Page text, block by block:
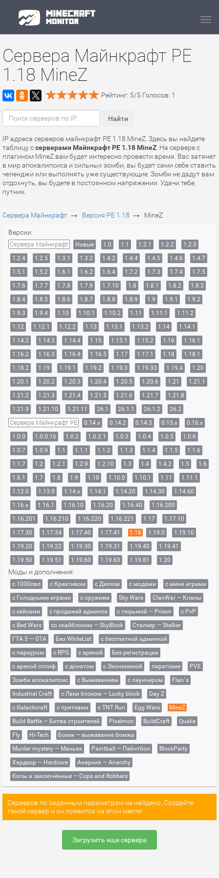
Сервера Майнкрафт PE
1.18 MineZ
Рейтинг: 5/5 Голосов: 1
IP адреса серверов майнкрафт PE 1.18 MineZ. Здесь вы найдете
таблицу ссерверами Майнкрафт PE 1.18 MineZ . На сервере с
плагином MineZ вам будет интересно провести время. Вас затянет
в мир апокалипсиса и сильных зомби, вы будет сами себе ставить
челенджи или выполнять уже существующие. Зомби не дадут вам
отдохнуть, вы будете в постоянном напряжении. Удачи тебе,
путник.
Сервера Майнкрафт → Версия PE 1.18 → MineZ
Версии:
Сервера Майнкрафт Новые 1.0 1.1 1.2.1 1.2.2
1.2.3
1.2.4
1.2.5 1.3.1 1.3.2 1.4.2 1.4.4 1.4.5 1.4.6
1.4.7
1.5.1
1.5.2 1.6.1 1.6.2 1.6.4 1.7.2 1.7.3 1.7.4
1.7.5
1.7.6
1.7.7 1.7.8 1.7.9 1.7.10 1.8 1.8.1 1.8.2
1.8.3
1.8.4
1.8.5 1.8.6 1.8.7 1.8.8 1.8.9 1.9 1.9.1
1.9.2
1.9.3
1.9.4 1.10 1.10.1 1.10.2 1.11 1.11.1
1.11.2
1.12
1.12.1 1.12.2 1.13 1.13.1 1.13.2 1.14
1.14.1
1.14.2
1.14.3 1.14.4 1.15 1.15.1 1.15.2 1.16
1.16.1
1.16.2
1.16.3 1.16.4 1.16.5 1.17 1.17.1 1.18
1.18.1
1.18.2
1.19 1.19.1 1.19.2 1.19.3 1.19.33 1.19.4
1.20
1.20.1
1.20.2 1.20.3 1.20.4 1.20.5 1.20.6 1.21
1.21.1
1.21.2
1.21.3 1.21.4 1.21.5 1.21.6 1.21.7
1.21.8
1.21.9
1.21.10 1.21.11 26.1 26.1.1 26.1.2 26.2
Сервера Майнкрафт PE 0.14.x 0.14.2 0.14.3 0.15.x
0.16.x
1.0.0
1.0.0.16 1.0.2 1.0.2.1 1.0.3 1.0.4 1.0.5
1.0.6
1.0.7
1.0.9 1.1 1.1.1 1.1.2 1.1.3 1.1.4 1.1.5
1.1.6
1.1.7
1.2 1.2.1 1.2.9 1.2.10 1.3 1.4 1.4.2 1.5
1.6
1.6.1
1.7 1.8 1.9 1.10 1.10.0 1.10.1 1.11
1.11.1
1.12.0
1.13.0 1.14.x 1.14.1 1.14.20 1.14.30
1.14.60
1.16.x
1.16.1 1.16.10 1.16.20 1.16.40
1.16.200
1.16.201
1.16.210 1.16.220 1.16.221 1.17
1.17.10
1.17.30
1.17.34 1.17.40 1.17.41 1.18 1.19.0
1.19.10
1.19.20
1.19.22 1.19.30 1.19.31 1.19.40
1.19.41
1.19.50
1.19.51 1.19.60 1.19.63 1.19.81 1.20
Моды и дополнения:
с 1000лвл c Креативом с Дюпом с модами
с мини играми
с Голодными играми
с оружием Sky Wars
ClanWar — Кланы
с кейсами
с продажей админок с тюрьмой — Prison
с PvP
с Bed Wars
со скайблоком — SkyBlock
Сталкер — Stalker
ГТА 5 — GTA
Без WhiteList
с бесплатной админкой
с паркуром
с RPG с ареной
Без регистрации
с ареной сплиф
с донатом с Экономикой пиратские
PVE
Зомби апокалипсис
с Выживанием с лаунчером
Flan`s
Industrial Craft
с Лаки блоком — Lucky block
Day Z
с Galacticraft
с прятками с TNT Run Egg Wars
MineZ
Build Battle — Битва строителей
Pixelmon BuildCraft
Quake
Fly
Hi-Tech
Бомж — выживание бомжа
Murder mystery — Маньяк
Paintball — Пейнтбол
BlockParty
Хардкор — Hardcore
Анархия — Anarchy
Копы и заключённые — Cops and Robbers
Серверов по заданным параметрам не найдено. Создайте
такой сервер и он появится на этом месте!
Загрузить еще сервера